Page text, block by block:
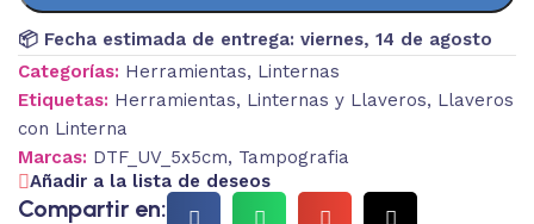
📦 Fecha estimada de entrega: viernes, 14 de agosto
Categorías: Herramientas, Linternas
Etiquetas: Herramientas, Linternas y Llaveros, Llaveros
con Linterna
Marcas: DTF_UV_5x5cm, Tampografia
Añadir a la lista de deseos
Compartir en: